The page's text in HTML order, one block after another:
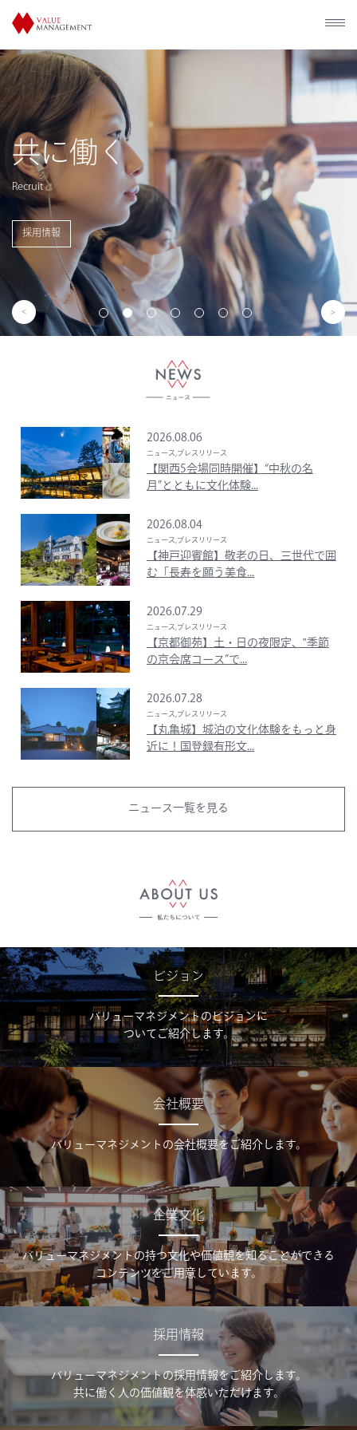
歴史的建造物の
利活用
Utilization of Historical Facilities
事業概要を見る
2026.08.06
ニュース,プレスリリース
【関西5会場同時開催】“中秋の名
月”とともに文化体験...
2026.08.04
ニュース,プレスリリース
【神戸迎賓館】敬老の日、三世代で囲
む「長寿を願う美食...
2026.07.29
ニュース,プレスリリース
【京都御苑】土・日の夜限定、‟季節
の京会席コース”で...
2026.07.28
ニュース,プレスリリース
【丸亀城】城泊の文化体験をもっと身
近に！国登録有形文...
ニュース一覧を見る
ビジョン
バリューマネジメントのビジョンに
ついてご紹介します。
会社概要
バリューマネジメントの会社概要をご紹介します。
企業文化
バリューマネジメントの持つ文化や価値観を知ることができる
コンテンツをご用意しています。
採用情報
バリューマネジメントの採用情報をご紹介します。
共に働く人の価値観を体感いただけます。